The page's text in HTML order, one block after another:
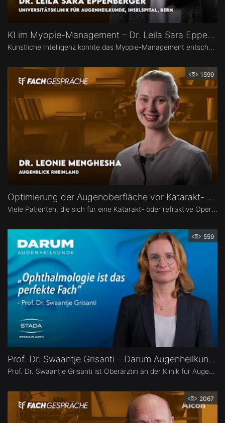
KI im Myopie-Management – Dr. Leila Sara Eppenberger
1599
Optimierung der Augenoberfläche vor Katarakt- und Refraktiver Operation – Dr. Leonie Menghesha
559
Prof. Dr. Swaantje Grisanti – Darum Augenheilkunde
2067